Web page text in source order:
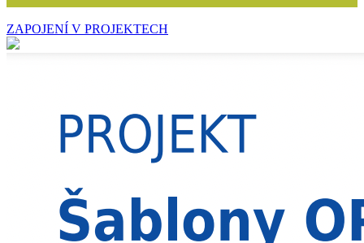
ZAPOJENÍ V PROJEKTECH